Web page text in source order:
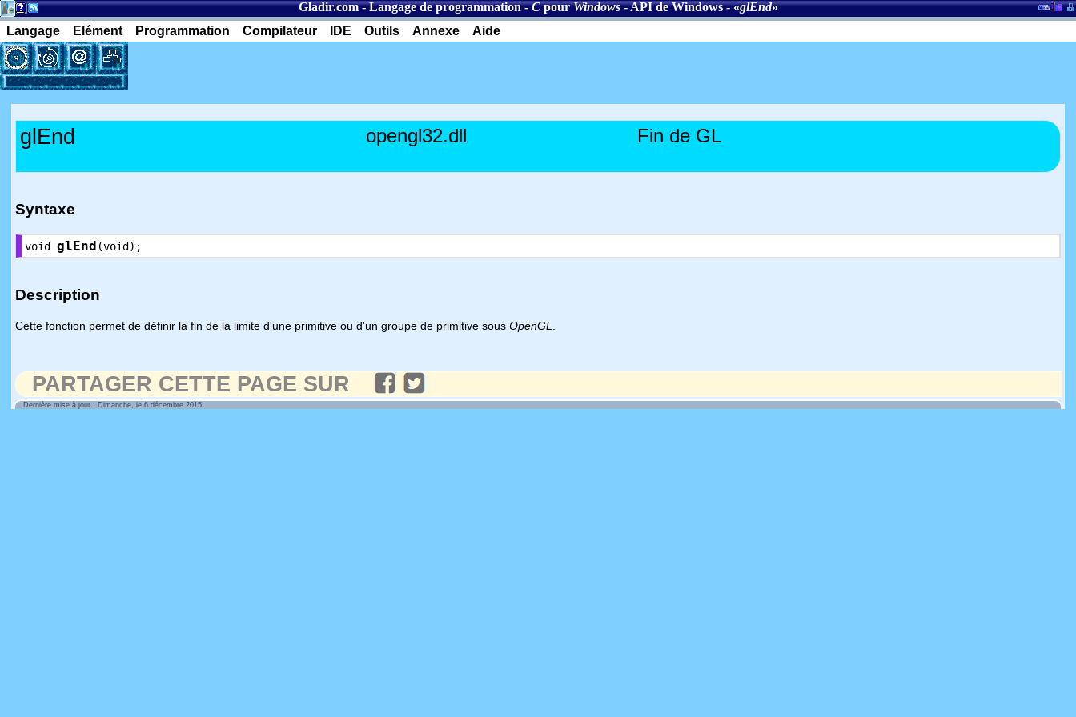
Gladir.com-Langage de programmation-CpourWindows-API de Windows- «glEnd»
Langage
Elément Programmation Compilateur IDE Outils Annexe Aide
glEnd opengl32.dll Fin de GL
Syntaxe
void glEnd (void);
Description
Cette fonction permet de définir la fin de la limite d'une primitive ou d'un groupe de primitive sous OpenGL
PARTAGER CETTE PAGE SUR
Dernière mise à jour : Dimanche, le 6 décembre 2015